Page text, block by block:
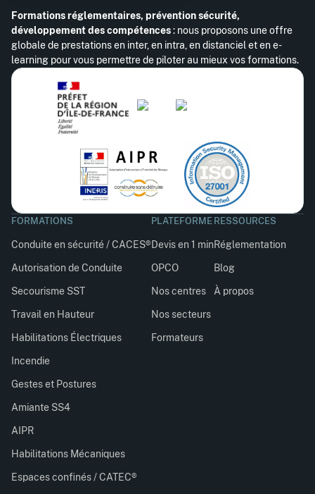
Formations réglementaires, prévention sécurité,
développement des compétences: nous proposons une offre
globale de prestations en inter, en intra, en distanciel et en e-
learning pour vous permettre de piloter au mieux vos formations.
FORMATIONS
Conduite en sécurité / CACES®
Autorisation de Conduite
Secourisme SST
Travail en Hauteur
Habilitations Électriques
Incendie
Gestes et Postures
Amiante SS4
AIPR
Habilitations Mécaniques
Espaces confinés / CATEC®
PLATEFORME
Devis en 1 min
OPCO
Nos centres
Nos secteurs
Formateurs
RESSOURCES
Réglementation
Blog
À propos